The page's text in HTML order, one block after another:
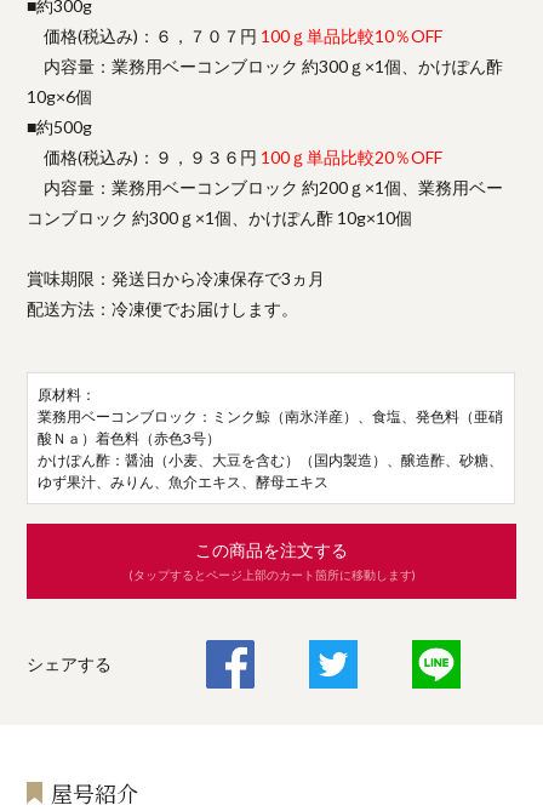
■約300g
価格(税込み)：６，７０７円 100ｇ単品比較10％OFF
内容量：業務用ベーコンブロック 約300ｇ×1個、かけぽん酢
10g×6個
■約500g
価格(税込み)：９，９３６円 100ｇ単品比較20％OFF
内容量：業務用ベーコンブロック 約200ｇ×1個、業務用ベー
コンブロック 約300ｇ×1個、かけぽん酢 10g×10個
賞味期限：発送日から冷凍保存で3ヵ月
配送方法：冷凍便でお届けします。
原材料：
業務用ベーコンブロック：ミンク鯨（南氷洋産）、食塩、発色料（亜硝
酸Ｎａ）着色料（赤色3号）
かけぽん酢：醤油（小麦、大豆を含む）（国内製造）、醸造酢、砂糖、
ゆず果汁、みりん、魚介エキス、酵母エキス
この商品を注文する
(タップするとページ上部のカート箇所に移動します)
シェアする
屋号紹介